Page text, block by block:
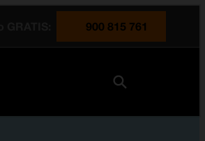
900 815 761